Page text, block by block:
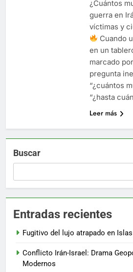
¿Cuántos
guerra en
víctimas y
Cuando
en un
marcado
pregunta
“¿cuántos
“¿hasta
Leer más
Buscar
Entradas recientes
Fugitivo del lujo atrapado en
Conflicto Irán-Israel: Drama
Modernos